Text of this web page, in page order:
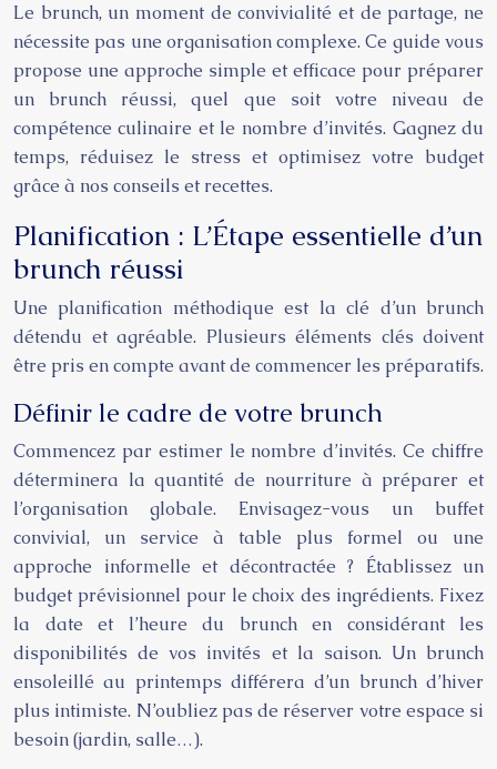
Le brunch, un moment de convivialité et de partage, ne
nécessite pas une organisation complexe. Ce guide vous
propose une approche simple et efficace pour préparer
un brunch réussi, quel que soit votre niveau de
compétence culinaire et le nombre d’invités. Gagnez du
temps, réduisez le stress et optimisez votre budget
grâce à nos conseils et recettes.
Planification : L’Étape essentielle d’un
brunch réussi
Une planification méthodique est la clé d’un brunch
détendu et agréable. Plusieurs éléments clés doivent
être pris en compte avant de commencer les préparatifs.
Définir le cadre de votre brunch
Commencez par estimer le nombre d’invités. Ce chiffre
déterminera la quantité de nourriture à préparer et
l’organisation globale. Envisagez-vous un buffet
convivial, un service à table plus formel ou une
approche informelle et décontractée ? Établissez un
budget prévisionnel pour le choix des ingrédients. Fixez
la date et l’heure du brunch en considérant les
disponibilités de vos invités et la saison. Un brunch
ensoleillé au printemps différera d’un brunch d’hiver
plus intimiste. N’oubliez pas de réserver votre espace si
besoin (jardin, salle…).